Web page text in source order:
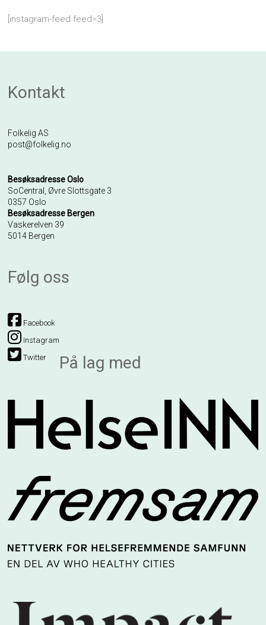
[instagram-feed feed=3]
Kontakt
Folkelig AS
post@folkelig.no
Besøksadresse Oslo
SoCentral, Øvre Slottsgate 3
0357 Oslo
Besøksadresse Bergen
Vaskerelven 39
5014 Bergen
Følg oss
Facebook
Instagram
Twitter
På lag med